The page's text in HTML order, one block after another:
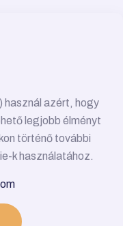
használ azért, hogy
legjobb élményt
történő további
k használatához.